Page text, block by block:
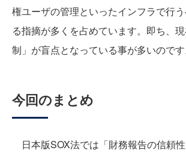
権ユーザの管理といったインフラで行
る指摘が多くを占めています。即ち、
制」が盲点となっている事が多いのです
今回のまとめ
日本版SOX法では「財務報告の信頼